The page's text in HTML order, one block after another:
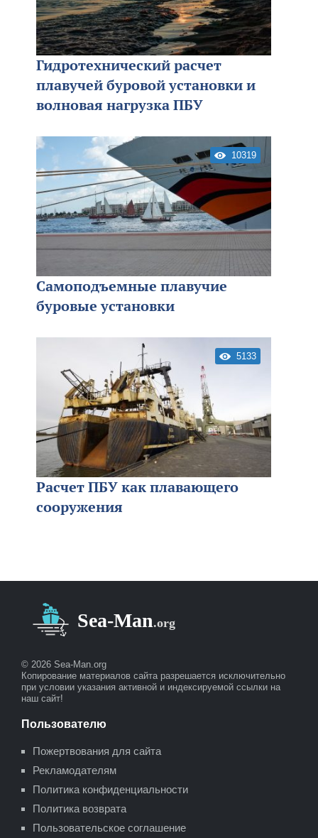
Гидротехнический расчет
плавучей буровой установки и
волновая нагрузка ПБУ
10319
Самоподъемные плавучие
буровые установки
5133
Расчет ПБУ как плавающего
сооружения
© 2026 Sea-Man.org
Копирование материалов сайта разрешается исключительно
при условии указания активной и индексируемой ссылки на
наш сайт!
Пользователю
Пожертвования для сайта
Рекламодателям
Политика конфиденциальности
Политика возврата
Пользовательское соглашение